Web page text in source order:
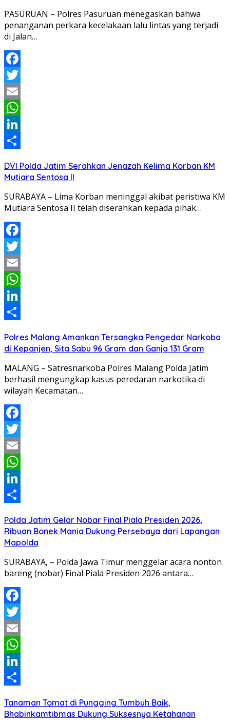
PASURUAN – Polres Pasuruan menegaskan bahwa
penanganan perkara kecelakaan lalu lintas yang terjadi
di Jalan…
Facebook
Twitter
Email
WhatsApp
LinkedIn
DVI Polda Jatim Serahkan Jenazah Kelima Korban KM
Mutiara Sentosa II
SURABAYA – Lima Korban meninggal akibat peristiwa KM
Mutiara Sentosa II telah diserahkan kepada pihak…
Facebook
Twitter
Email
WhatsApp
LinkedIn
Polres Malang Amankan Tersangka Pengedar Narkoba
di Kepanjen, Sita Sabu 96 Gram dan Ganja 131 Gram
MALANG – Satresnarkoba Polres Malang Polda Jatim
berhasil mengungkap kasus peredaran narkotika di
wilayah Kecamatan…
Facebook
Twitter
Email
WhatsApp
LinkedIn
Polda Jatim Gelar Nobar Final Piala Presiden 2026,
Ribuan Bonek Mania Dukung Persebaya dari Lapangan
Mapolda
SURABAYA, – Polda Jawa Timur menggelar acara nonton
bareng (nobar) Final Piala Presiden 2026 antara…
Facebook
Twitter
Email
WhatsApp
LinkedIn
Tanaman Tomat di Pungging Tumbuh Baik,
Bhabinkamtibmas Dukung Suksesnya Ketahanan